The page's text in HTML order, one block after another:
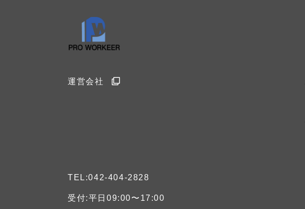
運営会社
TEL:042-404-2828
受付:平日09:00〜17:00